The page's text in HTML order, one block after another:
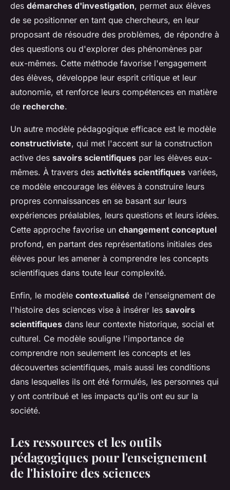
des démarches d'investigation, permet aux élèves
de se positionner en tant que chercheurs, en leur
proposant de résoudre des problèmes, de répondre à
des questions ou d'explorer des phénomènes par
eux-mêmes. Cette méthode favorise l'engagement
des élèves, développe leur esprit critique et leur
autonomie, et renforce leurs compétences en matière
de recherche.
Un autre modèle pédagogique efficace est le modèle
constructiviste, qui met l'accent sur la construction
active des savoirs scientifiques par les élèves eux-
mêmes. À travers des activités scientifiques variées,
ce modèle encourage les élèves à construire leurs
propres connaissances en se basant sur leurs
expériences préalables, leurs questions et leurs idées.
Cette approche favorise un changement conceptuel
profond, en partant des représentations initiales des
élèves pour les amener à comprendre les concepts
scientifiques dans toute leur complexité.
Enfin, le modèle contextualisé de l'enseignement de
l'histoire des sciences vise à insérer les savoirs
scientifiques dans leur contexte historique, social et
culturel. Ce modèle souligne l'importance de
comprendre non seulement les concepts et les
découvertes scientifiques, mais aussi les conditions
dans lesquelles ils ont été formulés, les personnes qui
y ont contribué et les impacts qu'ils ont eu sur la
société.
Les ressources et les outils
pédagogiques pour l'enseignement
de l'histoire des sciences